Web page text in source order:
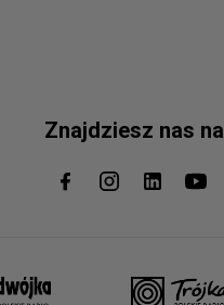
Znajdziesz nas na